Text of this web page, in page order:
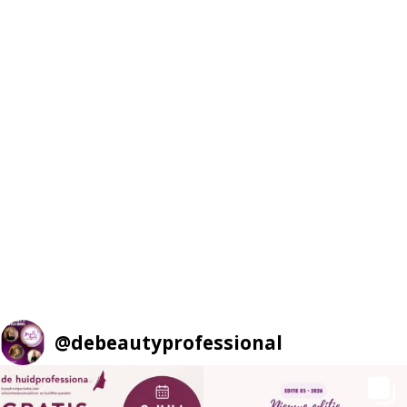
@debeautyprofessional